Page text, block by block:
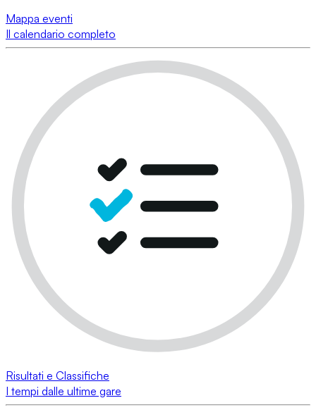
Mappa eventi
Il calendario completo
Risultati e Classifiche
I tempi dalle ultime gare